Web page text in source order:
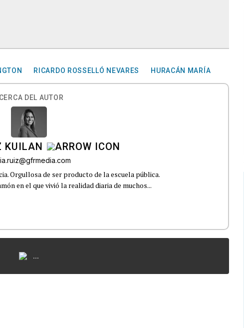
RICARDO ROSSELLÓ NEVARES HURACÁN MARÍA
DEL AUTOR
KUILAN
Orgullosa de ser producto de la escuela pública.
en el que vivió la realidad diaria de muchos...
...